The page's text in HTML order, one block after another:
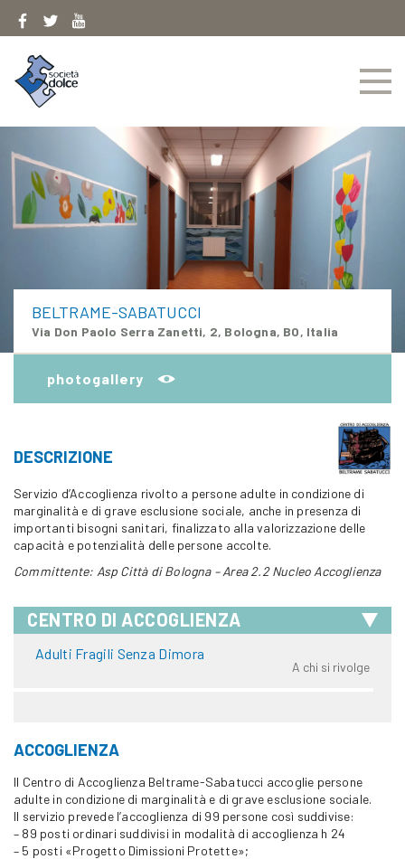
BELTRAME-SABATUCCI
Via Don Paolo Serra Zanetti, 2, Bologna, BO, Italia
photogallery
DESCRIZIONE
Servizio d’Accoglienza rivolto a persone adulte in condizione di
marginalità e di grave esclusione sociale, anche in presenza di
importanti bisogni sanitari, finalizzato alla valorizzazione delle
capacità e potenzialità delle persone accolte.
Committente: Asp Città di Bologna – Area 2.2 Nucleo Accoglienza
CENTRO DI ACCOGLIENZA
Adulti Fragili Senza Dimora
A chi si rivolge
ACCOGLIENZA
Il Centro di Accoglienza Beltrame-Sabatucci accoglie persone
adulte in condizione di marginalità e di grave esclusione sociale.
Il servizio prevede l’accoglienza di 99 persone così suddivise:
– 89 posti ordinari suddivisi in modalità di accoglienza h 24
– 5 posti «Progetto Dimissioni Protette»;